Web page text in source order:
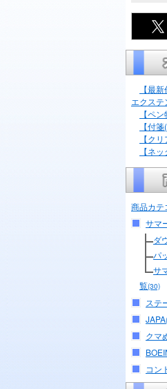
【最
エクステ
【ペン
【付
【ク
【ネ
商品カテ
サマ
ダ
パ
サ
覧(30)
ステ
JAPA
クマ
コン